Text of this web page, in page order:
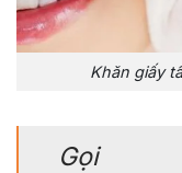
Khăn giấy
Gọi